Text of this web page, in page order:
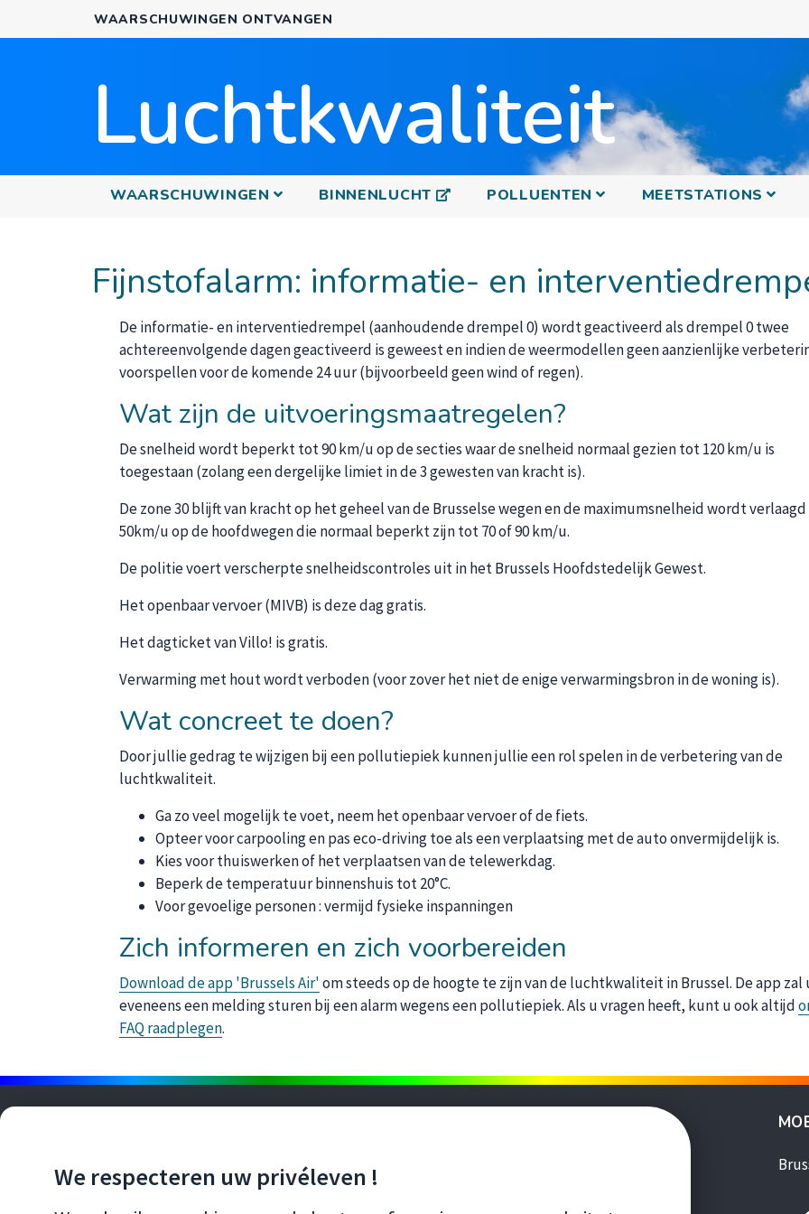
We respecteren uw privéleven !
en
inhoud
gaan
WAARSCHUWINGEN ONTVANGEN
Luchtkwaliteit
PRINCIPALE
WAARSCHUWINGEN BINNENLUCHT S'OUVRE DANS UNE NOUVELLE FENÊTRE
POLLUENTEN MEETSTATIONS
Fijnstofalarm: informatie- en
De informatie- en interventiedrempel (aanhoudende drempel 0) wordt geactiveerd als drempel 0 twee
achtereenvolgende dagen geactiveerd is geweest en indien de weermodellen geen aanzienlijke
voorspellen voor de komende 24 uur (bijvoorbeeld geen wind of regen).
Wat zijn de uitvoeringsmaatregelen?
De snelheid wordt beperkt tot 90 km/u op de secties waar de snelheid normaal gezien tot 120 km/u is
toegestaan (zolang een dergelijke limiet in de 3 gewesten van kracht is).
De zone 30 blijft van kracht op het geheel van de Brusselse wegen en de maximumsnelheid wordt
50km/u op de hoofdwegen die normaal beperkt zijn tot 70 of 90 km/u.
De politie voert verscherpte snelheidscontroles uit in het Brussels Hoofdstedelijk Gewest.
Het openbaar vervoer (MIVB) is deze dag gratis.
Het dagticket van Villo! is gratis.
Verwarming met hout wordt verboden (voor zover het niet de enige verwarmingsbron in de woning is).
Wat concreet te doen?
Door jullie gedrag te wijzigen bij een pollutiepiek kunnen jullie een rol spelen in de verbetering van de
luchtkwaliteit.
Ga zo veel mogelijk te voet, neem het openbaar vervoer of de fiets.
Opteer voor carpooling en pas eco-driving toe als een verplaatsing met de auto onvermijdelijk is.
Kies voor thuiswerken of het verplaatsen van de telewerkdag.
Beperk de temperatuur binnenshuis tot 20°C.
Voor gevoelige personen : vermijd fysieke inspanningen
Zich informeren en zich voorbereiden
Download de app 'Brussels Air'om steeds op de hoogte te zijn van de luchtkwaliteit in Brussel. De app zal
eveneens een melding sturen bij een alarm wegens een pollutiepiek. Als u vragen heeft, kunt u ook altijd
FAQ raadplegen.
IK SCHRIJF ME IN S'OUVRE DANS UNE NOUVELLE FENÊTRE
s'ouvre dans une nouvelle fenêtre
Brussels Gardens
s'ouvre dans une nouvelle fenêtre